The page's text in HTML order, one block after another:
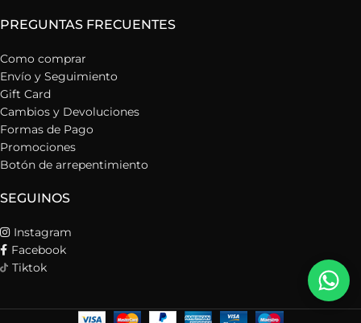
PREGUNTAS FRECUENTES
Como comprar
Envío y Seguimiento
Gift Card
Cambios y Devoluciones
Formas de Pago
Promociones
Botón de arrepentimiento
SEGUINOS
Instagram
Facebook
Tiktok